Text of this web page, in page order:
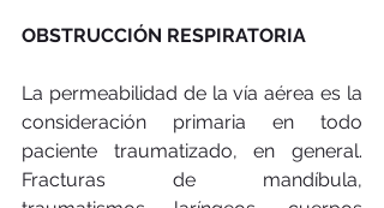
OBSTRUCCIÓN RESPIRATORIA
La permeabilidad de la vía aérea es la
consideración primaria en todo
paciente traumatizado, en general.
Fracturas de mandíbula,